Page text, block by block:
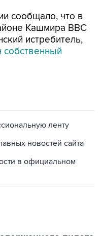
сообщало, что в
Кашмира ВВС
истребитель,
собственный
ленту
новостей сайта
в официальном